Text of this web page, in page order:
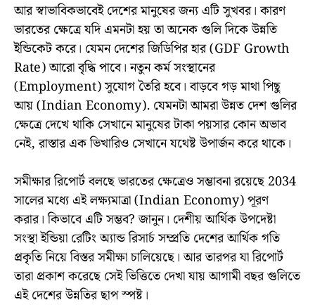
আর স্বাভাবিকভাবেই দেশের মানুষের জন্য এটি সুখবর। কারণ
ভারতের ক্ষেত্রে যদি এমনটা হয় তা অনেক গুলি দিকে উন্নতি
ইন্ডিকেট করে। যেমন দেশের জিডিপির হার (GDF Growth
Rate) আরো বৃদ্ধি পাবে। নতুন কর্ম সংস্থানের
(Employment) সুযোগ তৈরি হবে। বাড়বে গড় মাথা পিছু
আয় (Indian Economy). যেমনটা আমরা উন্নত দেশ গুলির
ক্ষেত্রে দেখে থাকি সেখানে মানুষের টাকা পয়সার কোন অভাব
নেই, রাস্তার এক ভিখারিও সেখানে যথেষ্ট উপার্জন করে থাকে।
সমীক্ষার রিপোর্ট বলছে ভারতের ক্ষেত্রেও সম্ভাবনা রয়েছে 2034
সালের মধ্যে এই লক্ষ্যমাত্রা (Indian Economy) পূরণ
করার। কিভাবে এটি সম্ভব? জানুন। দেশীয় আর্থিক উপদেষ্টা
সংস্থা ইন্ডিয়া রেটিং অ্যান্ড রিসার্চ সম্প্রতি দেশের আর্থিক গতি
প্রকৃতি নিয়ে বিস্তর সমীক্ষা চালিয়েছে। আর তারপর যা রিপোর্ট
তারা প্রকাশ করেছে সেই ভিত্তিতে দেখা যায় আগামী বছর গুলিতে
এই দেশের উন্নতির ছাপ স্পষ্ট।